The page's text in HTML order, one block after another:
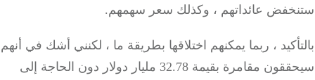
عائداتهم ، وكذلك سعر سهمهم.
، ربما يمكنهم اختلاقها بطريقة ما ، لكنني أشك في أنهم
سيحققون مقامرة بقيمة 32.78 مليار دولار دون الحاجة إلى